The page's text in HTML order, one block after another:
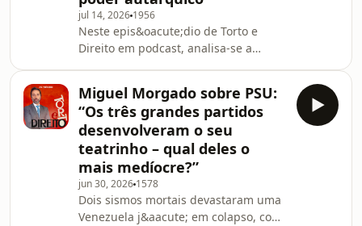
Comenta ainda o v&iacute;deo de
Andr&eacute; Ventura a circular pelos
corredores desertos do Parlamento,
que classifica como uma
"manipula&ccedil;&atilde;
jul 14, 2026 1956
Neste epis&oacute;dio de Torto e
Direito em podcast, analisa-se a
da Guin&eacute;-Bissau, os cortes de
&aacute;gua em Almada e as
&ldquo;imprud&ecirc;ncias&rdquo;,
segundo Miguel Morgado, do
ministro da
Administra&ccedil;&atilde;o Interna. A
pouco mais de um m&ecirc;s do fim
do prazo de execu&ccedil;&atilde;o do
Miguel Morgado sobre PSU:
“Os três grandes partidos
desenvolveram o seu
teatrinho – qual deles o
mais medíocre?”
jun 30, 2026 1578
Dois sismos mortais devastaram uma
Venezuela j&aacute; em colapso, com